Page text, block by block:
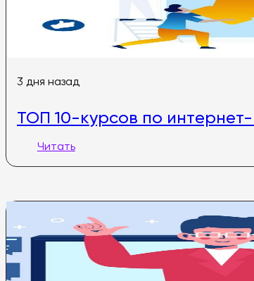
3 дня назад
ТОП 10-курсов по
Читать